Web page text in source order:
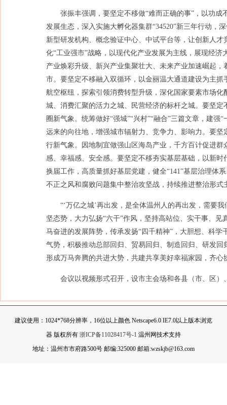
张振丰强调，要坚定不移做“难而正确的事”，以功
发展生态，深入实施大孵化器集群“34520”新三年行动，
新型研发机构、概念验证中心、中试平台等，让创新人
化“工业强市”战略，以现代化产业发展为主线，展现经
产业焕彩升级、新兴产业集聚壮大、未来产业加速崛起
市。要坚定不移融入双循环，以金丽温大通道建设为主
航空枢纽，探索引领消费转型升级，深化国家要素市场
城、消费汇聚的活力之城、民营经济的标杆之城。要坚
圈新气象。统筹做好“强城”“兴村”“融合”三篇文章，建
远来的向往地，增强城市辐射力、竞争力、影响力。要
行新气象。因地制宜做强山区海岛产业，千方百计促进
感、幸福感、安全感。要坚定不移夯实基层基础，以新
换届工作，高质量抓好基层党建，健全“141”基层治理体
不正之风和腐败问题集中整治攻坚战，持续推进整治形
“‘万亿之城’再出发，是全体温州人的再出发，需要
坚态势，大力弘扬“六干”作风，坚持高站位、实干事、
马奋进的发展阵势，传承发扬“四千精神”，大胆想、科
气势，积极推动总部回归、贸易回归、制造回归、研发
形成万马奔腾的共进大势，共建共享美好幸福家园，齐
会议以视频形式召开，设市主会场和各县（市、区）
建议使用：1024*768分辨率，16位以上颜色 Netscape6.0 IE7.0以上版本浏览
器 版权所有 浙ICP备11028417号-1 温州网技术支持
地址：温州市市府路500号 邮编:325000 邮箱:wzskjb@163.com